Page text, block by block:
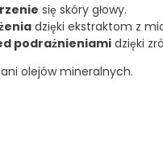
się skóry głowy.
dzięki ekstraktom z
podrażnieniamidzięki
olejów mineralnych.